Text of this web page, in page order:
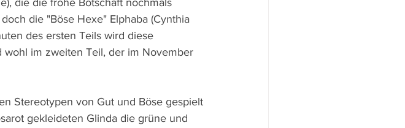
die die frohe Botschaft nochmals
die "Böse Hexe" Elphaba (Cynthia
des ersten Teils wird diese
wohl im zweiten Teil, der im November
Stereotypen von Gut und Böse gespielt
gekleideten Glinda die grüne und